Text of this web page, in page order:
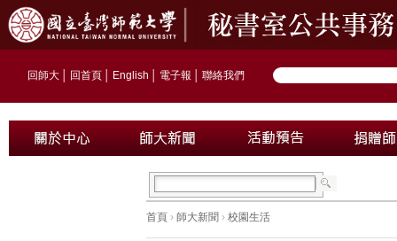
回師大 回首頁 English 電子報 聯絡我們
首頁 › 師大新聞 › 校園生活